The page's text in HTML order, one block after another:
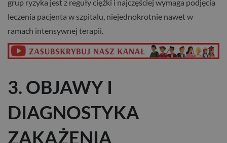
grup ryzyka jest z reguły ciężki i najczęściej wymaga podjęcia
leczenia pacjenta w szpitalu, niejednokrotnie nawet w
ramach intensywnej terapii.
3. OBJAWY I
DIAGNOSTYKA
ZAKAŻENIA